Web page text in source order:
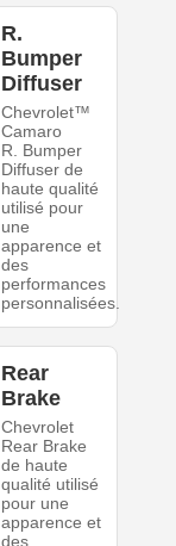
R.
Bumper
Diffuser
Chevrolet™
Camaro
R. Bumper
Diffuser de
haute qualité
utilisé pour
une
apparence et
des
performances
personnalisées.
Rear
Brake
Chevrolet
Rear Brake
de haute
qualité utilisé
pour une
apparence et
des